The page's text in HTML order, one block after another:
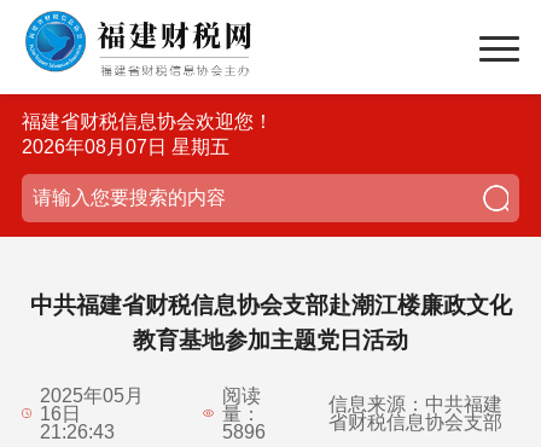
福建省财税信息协会欢迎您！
2026年08月07日 星期五
中共福建省财税信息协会支部赴潮江楼廉政文化
教育基地参加主题党日活动
2025年05月
16日
21:26:43
阅读
量：
5896
信息来源：中共福建
省财税信息协会支部